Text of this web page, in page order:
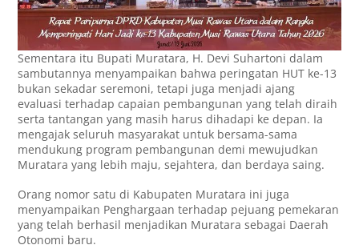
Sementara itu Bupati Muratara, H. Devi Suhartoni dalam
sambutannya menyampaikan bahwa peringatan HUT ke-13
bukan sekadar seremoni, tetapi juga menjadi ajang
evaluasi terhadap capaian pembangunan yang telah diraih
serta tantangan yang masih harus dihadapi ke depan. Ia
mengajak seluruh masyarakat untuk bersama-sama
mendukung program pembangunan demi mewujudkan
Muratara yang lebih maju, sejahtera, dan berdaya saing.‎
Orang nomor satu di Kabupaten Muratara ini juga
menyampaikan Penghargaan terhadap pejuang pemekaran
yang telah berhasil menjadikan Muratara sebagai Daerah
Otonomi baru.